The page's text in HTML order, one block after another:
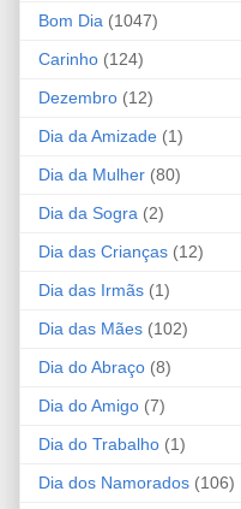
Bom Dia (1047)
Carinho (124)
Dezembro (12)
Dia da Amizade (1)
Dia da Mulher (80)
Dia da Sogra (2)
Dia das Crianças (12)
Dia das Irmãs (1)
Dia das Mães (102)
Dia do Abraço (8)
Dia do Amigo (7)
Dia do Trabalho (1)
Dia dos Namorados (106)